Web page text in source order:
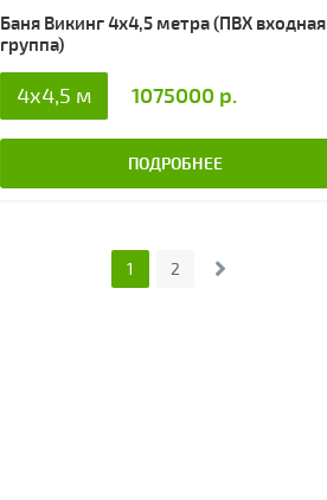
Баня Викинг 4х4,5 метра (ПВХ входная
группа)
4x4,5 м 1075000 р.
ПОДРОБНЕЕ
1 2